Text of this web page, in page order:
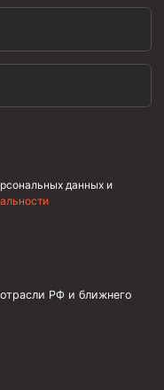
данных и
РФ и ближнего